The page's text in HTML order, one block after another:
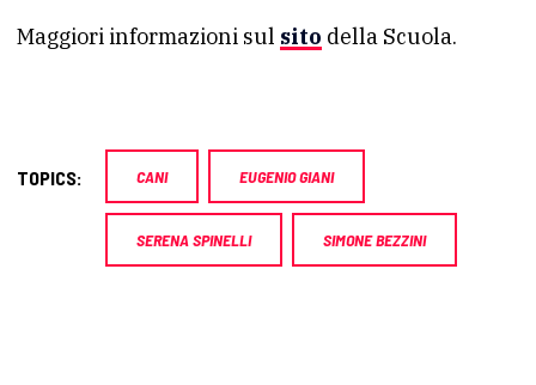
Maggiori informazioni sul sito della Scuola.
TOPICS: CANI EUGENIO GIANI
SERENA SPINELLI SIMONE BEZZINI